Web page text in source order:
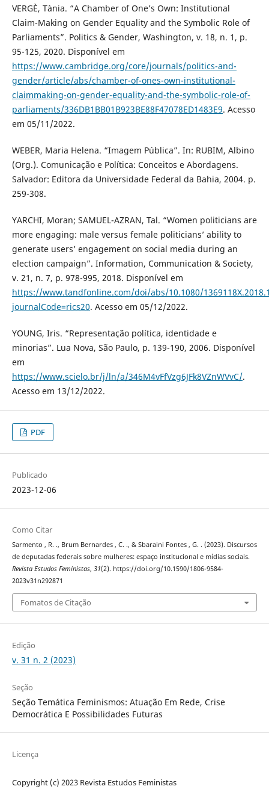
VERGÈ, Tània. “A Chamber of One’s Own: Institutional
Claim-Making on Gender Equality and the Symbolic Role of
Parliaments”. Politics & Gender, Washington, v. 18, n. 1, p.
95-125, 2020. Disponível em
https://www.cambridge.org/core/journals/politics-and-
gender/article/abs/chamber-of-ones-own-institutional-
claimmaking-on-gender-equality-and-the-symbolic-role-of-
parliaments/336DB1BB01B923BE88F47078ED1483E9. Acesso
em 05/11/2022.
WEBER, Maria Helena. “Imagem Pública”. In: RUBIM, Albino
(Org.). Comunicação e Política: Conceitos e Abordagens.
Salvador: Editora da Universidade Federal da Bahia, 2004. p.
259-308.
YARCHI, Moran; SAMUEL-AZRAN, Tal. “Women politicians are
more engaging: male versus female politicians’ ability to
generate users’ engagement on social media during an
election campaign”. Information, Communication & Society,
v. 21, n. 7, p. 978-995, 2018. Disponível em
https://www.tandfonline.com/doi/abs/10.1080/
journalCode=rics20. Acesso em 05/12/2022.
YOUNG, Iris. “Representação política, identidade e
minorias”. Lua Nova, São Paulo, p. 139-190, 2006. Disponível
em
https://www.scielo.br/j/ln/a/346M4vFfVzg6JFk8VZnWVvC/.
Acesso em 13/12/2022.
PDF
Publicado
2023-12-06
Como Citar
Sarmento , R. ., Brum Bernardes , C. ., & Sbaraini Fontes , G. . (2023). Discursos
de deputadas federais sobre mulheres: espaço institucional e mídias sociais.
Revista Estudos Feministas, 31(2). https://doi.org/10.1590/1806-9584-
2023v31n292871
Fomatos de Citação
Edição
v. 31 n. 2 (2023)
Seção
Seção Temática Feminismos: Atuação Em Rede, Crise
Democrática E Possibilidades Futuras
Licença
Copyright (c) 2023 Revista Estudos Feministas